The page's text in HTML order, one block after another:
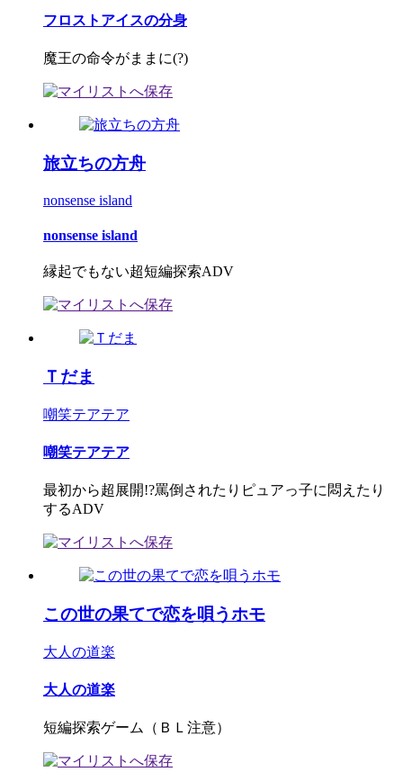
フロストアイスの分身
魔王の命令がままに(?)
旅立ちの方舟
nonsense island
nonsense island
縁起でもない超短編探索ADV
Ｔだま
嘲笑テアテア
嘲笑テアテア
最初から超展開!?罵倒されたりピュアっ子に悶えたり
するADV
この世の果てで恋を唄うホモ
大人の道楽
大人の道楽
短編探索ゲーム（ＢＬ注意）